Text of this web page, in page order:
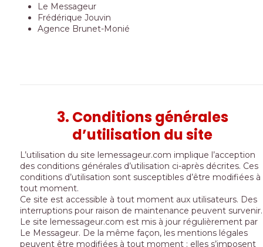
Le Messageur
Frédérique Jouvin
Agence Brunet-Monié
3. Conditions générales
d’utilisation du site
L’utilisation du site lemessageur.com implique l’acception
des conditions générales d’utilisation ci-après décrites. Ces
conditions d’utilisation sont susceptibles d’être modifiées à
tout moment.
Ce site est accessible à tout moment aux utilisateurs. Des
interruptions pour raison de maintenance peuvent survenir.
Le site lemessageur.com est mis à jour régulièrement par
Le Messageur. De la même façon, les mentions légales
peuvent être modifiées à tout moment : elles s’imposent